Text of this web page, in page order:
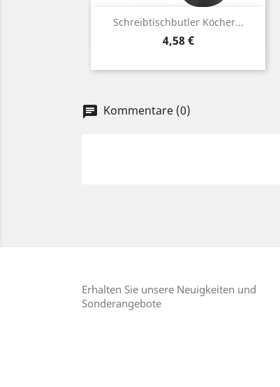
Schreibtischbutler Köcher...
Preis
4,58 €
Vorschau
chat Kommentare (0)
Erhalten Sie unsere Neuigkeiten und
Sonderangebote